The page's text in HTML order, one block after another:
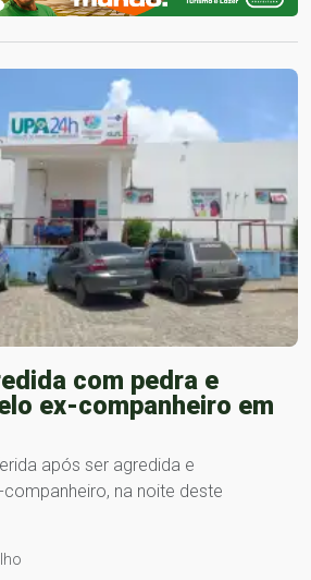
com pedra e
ex-companheiro em
após ser agredida e
na noite deste